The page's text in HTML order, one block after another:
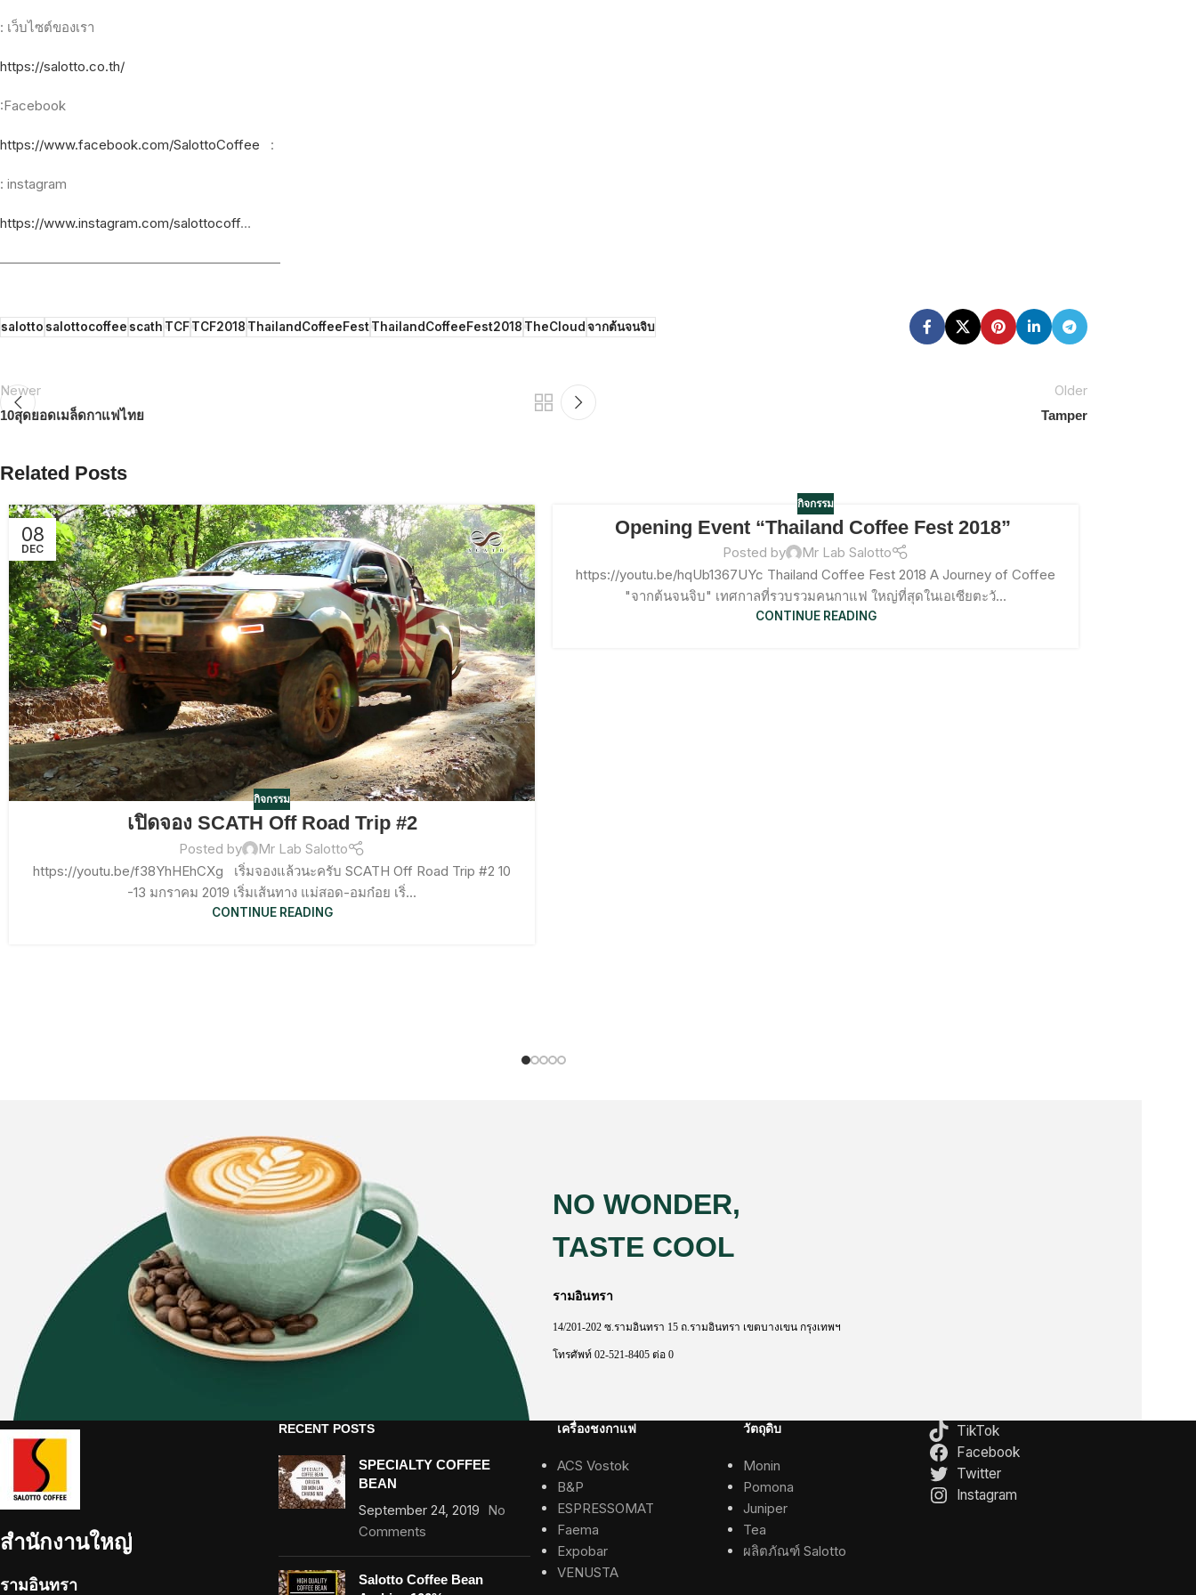
: เว็บไซต์ของเรา
https://salotto.co.th/
:Facebook
https://www.facebook.com/SalottoCoffee :
: instagram
https://www.instagram.com/salottocoff…
—————————————————————
salottosalottocoffeescathTCFTCF2018ThailandCoffeeFestThailandCoffeeFest2018TheCloud จากต้นจนจิบ
Newer
10สุดยอดเมล็ดกาแฟไทย
Older
Tamper
Related Posts
08
DEC
กิจกรรม
เปิดจอง SCATH Off Road Trip #2
Posted by
Mr Lab Salotto
https://youtu.be/f38YhHEhCXg เริ่มจองแล้วนะครับ SCATH Off Road Trip #2 10
-13 มกราคม 2019 เริ่มเส้นทาง แม่สอด-อมก๋อย เริ่...
CONTINUE READING
กิจกรรม
Opening Event “Thailand Coffee Fest 2018”
Posted by
Mr Lab Salotto
https://youtu.be/hqUb1367UYc Thailand Coffee Fest 2018 A Journey of Coffee
"จากต้นจนจิบ" เทศกาลที่รวบรวมคนกาแฟ ใหญ่ที่สุดในเอเซียตะวั...
CONTINUE READING
NO WONDER,
TASTE COOL
รามอินทรา
14/201-202 ซ รามอินทรา 15 ถ รามอินทรา เขตบางเขน กรุงเทพฯ
โทรศัพท์ 02-521-8405 ต่อ 0
สำนักงานใหญ่
รามอินทรา
RECENT POSTS
SPECIALTY COFFEE
BEAN
September 24, 2019 No
Comments
Salotto Coffee Bean
เครื่องชงกาแฟ
ACS Vostok
B&P
ESPRESSOMAT
Faema
Expobar
VENUSTA
วัตถุดิบ
Monin
Pomona
Juniper
Tea
ผลิตภัณฑ์ Salotto
TikTok
Facebook
Twitter
Instagram